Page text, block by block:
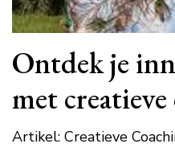
Ontdek je
met
Artikel: Creatieve